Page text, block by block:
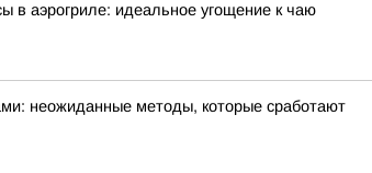
в аэрогриле: идеальное угощение к чаю
неожиданные методы, которые сработают